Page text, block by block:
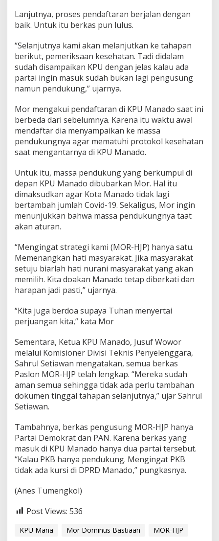
P
U
M
n
a
d
o
Lanjutnya, proses pendaftaran berjalan dengan
baik. Untuk itu berkas pun lulus.
“Selanjutnya kami akan melanjutkan ke tahapan
berikut, pemeriksaan kesehatan. Tadi didalam
sudah disampaikan KPU dengan jelas kalau ada
partai ingin masuk sudah bukan lagi pengusung
namun pendukung,” ujarnya.
Mor mengakui pendaftaran di KPU Manado saat ini
berbeda dari sebelumnya. Karena itu waktu awal
mendaftar dia menyampaikan ke massa
pendukungnya agar mematuhi protokol kesehatan
saat mengantarnya di KPU Manado.
Untuk itu, massa pendukung yang berkumpul di
depan KPU Manado dibubarkan Mor. Hal itu
dimaksudkan agar Kota Manado tidak lagi
bertambah jumlah Covid-19. Sekaligus, Mor ingin
menunjukkan bahwa massa pendukungnya taat
akan aturan.
“Mengingat strategi kami (MOR-HJP) hanya satu.
Memenangkan hati masyarakat. Jika masyarakat
setuju biarlah hati nurani masyarakat yang akan
memilih. Kita doakan Manado tetap diberkati dan
harapan jadi pasti,” ujarnya.
“Kita juga berdoa supaya Tuhan menyertai
perjuangan kita,” kata Mor
Sementara, Ketua KPU Manado, Jusuf Wowor
melalui Komisioner Divisi Teknis Penyelenggara,
Sahrul Setiawan mengatakan, semua berkas
Paslon MOR-HJP telah lengkap. “Mereka sudah
aman semua sehingga tidak ada perlu tambahan
dokumen tinggal tahapan selanjutnya,” ujar Sahrul
Setiawan.
Tambahnya, berkas pengusung MOR-HJP hanya
Partai Demokrat dan PAN. Karena berkas yang
masuk di KPU Manado hanya dua partai tersebut.
“Kalau PKB hanya pendukung. Mengingat PKB
tidak ada kursi di DPRD Manado,” pungkasnya.
(Anes Tumengkol)
Post Views: 536
KPU Mana Mor Dominus Bastiaan MOR-HJP